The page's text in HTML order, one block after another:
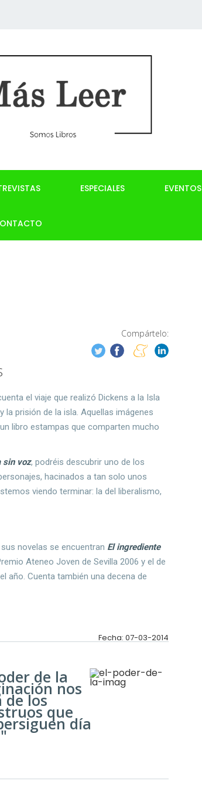
ESPECIALES EVENTOS
Compártelo:
el viaje que realizó Dickens a la Isla
prisión de la isla. Aquellas imágenes
libro estampas que comparten mucho
sin voz, podréis descubrir uno de los
hacinados a tan solo unos
viendo terminar: la del liberalismo,
novelas se encuentran El ingrediente
Ateneo Joven de Sevilla 2006 y el de
año. Cuenta también una decena de
Fecha: 07-03-2014
de la
nos
de los
que
día